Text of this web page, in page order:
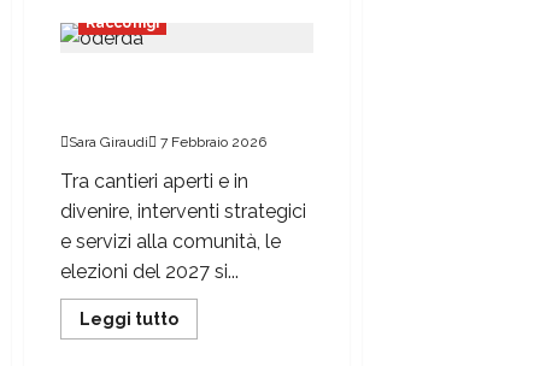
Racconigi
Sara Giraudi 7 Febbraio 2026
Tra cantieri aperti e in
divenire, interventi strategici
e servizi alla comunità, le
elezioni del 2027 si...
Leggi tutto
Attualità